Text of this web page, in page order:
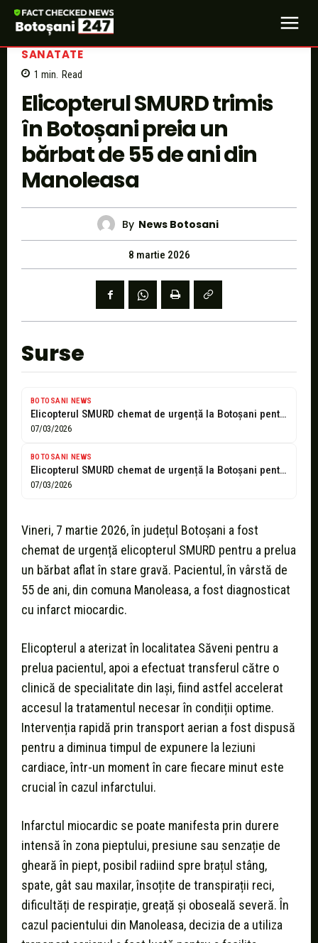
SANATATE
1 min. Read
Elicopterul SMURD trimis
în Botoșani preia un
bărbat de 55 de ani din
Manoleasa
By News Botosani
8 martie 2026
Surse
BOTOSANI NEWS
Elicopterul SMURD chemat de urgență la Botoșani pentru un bărbat în stare...
07/03/2026
BOTOSANI NEWS
Elicopterul SMURD chemat de urgență la Botoșani pentru un bărbat în stare...
07/03/2026
Vineri, 7 martie 2026, în județul Botoșani a fost
chemat de urgență elicopterul SMURD pentru a prelua
un bărbat aflat în stare gravă. Pacientul, în vârstă de
55 de ani, din comuna Manoleasa, a fost diagnosticat
cu infarct miocardic.
Elicopterul a aterizat în localitatea Săveni pentru a
prelua pacientul, apoi a efectuat transferul către o
clinică de specialitate din Iași, fiind astfel accelerat
accesul la tratamentul necesar în condiții optime.
Intervenția rapidă prin transport aerian a fost dispusă
pentru a diminua timpul de expunere la leziuni
cardiace, într-un moment în care fiecare minut este
crucial în cazul infarctului.
Infarctul miocardic se poate manifesta prin durere
intensă în zona pieptului, presiune sau senzație de
gheară în piept, posibil radiind spre brațul stâng,
spate, gât sau maxilar, însoțite de transpirații reci,
dificultăți de respirație, greață și oboseală severă. În
cazul pacientului din Manoleasa, decizia de a utiliza